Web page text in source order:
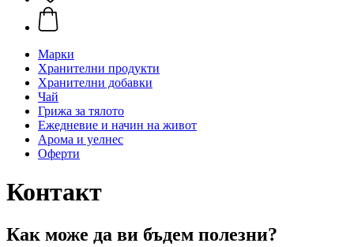
Марки
Хранителни продукти
Хранителни добавки
Чай
Грижа за тялото
Ежедневие и начин на живот
Арома и уелнес
Оферти
Контакт
Как може да ви бъдем полезни?